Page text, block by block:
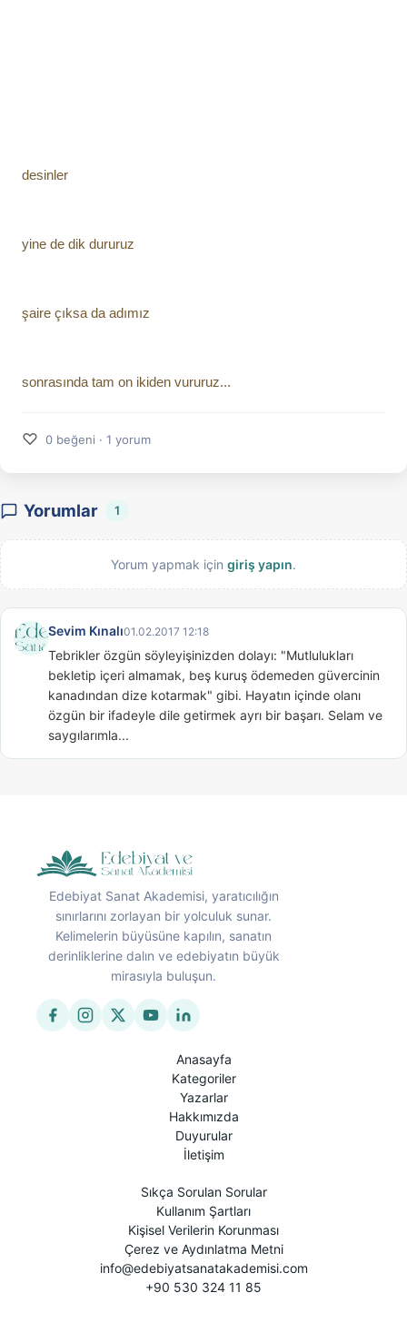
desinler
yine de dik dururuz
şaire çıksa da adımız
sonrasında tam on ikiden vururuz...
♡ 0 beğeni · 1 yorum
Yorumlar 1
Yorum yapmak için giriş yapın.
Sevim Kınalı01.02.2017 12:18
Tebrikler özgün söyleyişinizden dolayı: "Mutlulukları
bekletip içeri almamak, beş kuruş ödemeden güvercinin
kanadından dize kotarmak" gibi. Hayatın içinde olanı
özgün bir ifadeyle dile getirmek ayrı bir başarı. Selam ve
saygılarımla...
Edebiyat Sanat Akademisi, yaratıcılığın
sınırlarını zorlayan bir yolculuk sunar.
Kelimelerin büyüsüne kapılın, sanatın
derinliklerine dalın ve edebiyatın büyük
mirasıyla buluşun.
Anasayfa
Kategoriler
Yazarlar
Hakkımızda
Duyurular
İletişim
Sıkça Sorulan Sorular
Kullanım Şartları
Kişisel Verilerin Korunması
Çerez ve Aydınlatma Metni
info@edebiyatsanatakademisi.com
+90 530 324 11 85